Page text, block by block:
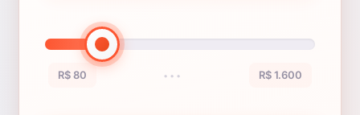
R$ 80 ••• R$ 1.600